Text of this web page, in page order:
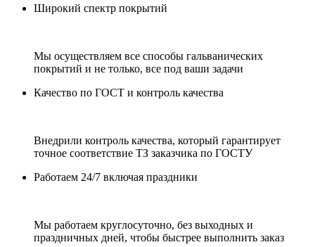
Широкий спектр покрытий
Мы осуществляем все способы гальванических
покрытий и не только, все под ваши задачи
Качество по ГОСТ и контроль качества
Внедрили контроль качества, который гарантирует
точное соответствие ТЗ заказчика по ГОСТУ
Работаем 24/7 включая праздники
Мы работаем круглосуточно, без выходных и
праздничных дней, чтобы быстрее выполнить заказ